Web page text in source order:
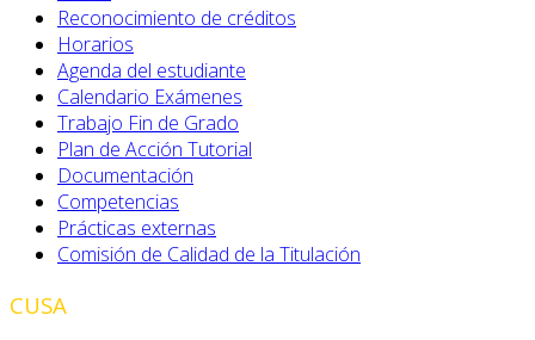
Reconocimiento de créditos
Horarios
Agenda del estudiante
Calendario Exámenes
Trabajo Fin de Grado
Plan de Acción Tutorial
Documentación
Competencias
Prácticas externas
Comisión de Calidad de la Titulación
CUSA